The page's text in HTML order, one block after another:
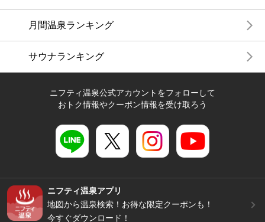
月間温泉ランキング
サウナランキング
ニフティ温泉公式アカウントをフォローして
おトク情報やクーポン情報を受け取ろう
ニフティ温泉アプリ
地図から温泉検索！お得な限定クーポンも！
今すぐダウンロード！